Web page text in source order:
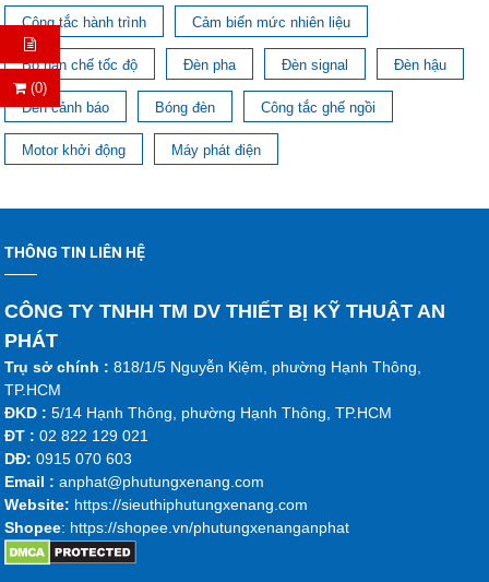
(0)
Công tắc hành trình Cảm biến mức nhiên liệu
Bộ hạn chế tốc độ Đèn pha Đèn signal Đèn hậu
Đèn cảnh báo Bóng đèn Công tắc ghế ngồi
Motor khởi động Máy phát điện
THÔNG TIN LIÊN HỆ
CÔNG TY TNHH TM DV THIẾT BỊ KỸ THUẬT AN
PHÁT
Trụ sở chính : 818/1/5 Nguyễn Kiệm, phường Hạnh Thông,
TP.HCM
ĐKD :5/14 Hạnh Thông, phường Hạnh Thông, TP.HCM
ĐT : 02 822 129 021
DĐ:0915 070 603
Email :anphat@phutungxenang.com
Website: https://sieuthiphutungxenang.com
Shopee: https://shopee.vn/phutungxenanganphat